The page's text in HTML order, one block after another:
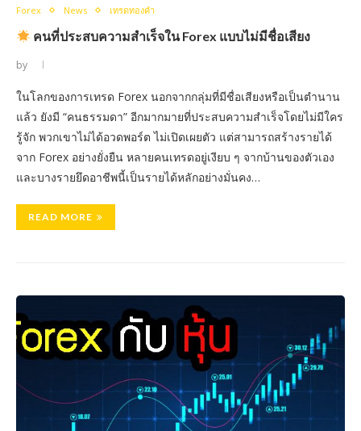
Forex News เทรดทองคำ
คนที่ประสบความสำเร็จใน Forex แบบไม่มีชื่อเสียง
by
ในโลกของการเทรด Forex นอกจากกลุ่มที่มีชื่อเสียงหรือเป็นตำนาน
แล้ว ยังมี “คนธรรมดา” อีกมากมายที่ประสบความสำเร็จโดยไม่มีใคร
รู้จัก พวกเขาไม่ได้อวดพอร์ต ไม่เปิดเผยตัว แต่สามารถสร้างรายได้
จาก Forex อย่างยั่งยืน หลายคนเทรดอยู่เงียบ ๆ จากบ้านของตัวเอง
และบางรายยึดอาชีพนี้เป็นรายได้หลักอย่างมั่นคง…
READ MORE